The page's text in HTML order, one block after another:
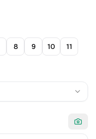
8 9 10 11